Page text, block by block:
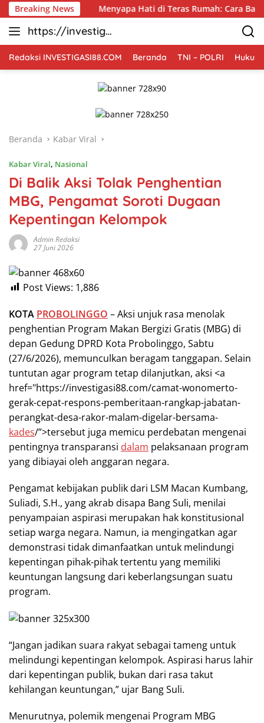
Langsung
ke
konten
Breaking News
Menyapa Hati di Teras Rumah: Cara Babinsa
https://investiga
si88.com
Redaksi INVESTIGASI88.COM Beranda TNI – POLRI
Beranda Kabar Viral
Kabar Viral, Nasional
Di Balik Aksi Tolak Penghentian
MBG, Pengamat Soroti Dugaan
Kepentingan Kelompok
Admin Redaksi
27 Juni 2026
Post Views: 1,886
KOTA PROBOLINGGO – Aksi unjuk rasa menolak
penghentian Program Makan Bergizi Gratis (MBG) di
depan Gedung DPRD Kota Probolinggo, Sabtu
(27/6/2026), memunculkan beragam tanggapan. Selain
tuntutan agar program tetap dilanjutkan, aksi <a
href="https://investigasi88.com/camat-wonomerto-
gerak-cepat-respons-pemberitaan-rangkap-jabatan-
perangkat-desa-rakor-malam-digelar-bersama-
kades/”>tersebut juga memicu perdebatan mengenai
pentingnya transparansi dalam pelaksanaan program
yang dibiayai oleh anggaran negara.
Pengamat kebijakan publik dari LSM Macan Kumbang,
Suliadi, S.H., yang akrab disapa Bang Suli, menilai
penyampaian aspirasi merupakan hak konstitusional
setiap warga negara. Namun, ia mengingatkan agar
demonstrasi tidak dimanfaatkan untuk melindungi
kepentingan pihak-pihak tertentu yang memiliki
keuntungan langsung dari keberlangsungan suatu
program.
“Jangan jadikan suara rakyat sebagai tameng untuk
melindungi kepentingan kelompok. Aspirasi harus lahir
dari kepentingan publik, bukan dari rasa takut
kehilangan keuntungan,” ujar Bang Suli.
Menurutnya, polemik mengenai Program MBG